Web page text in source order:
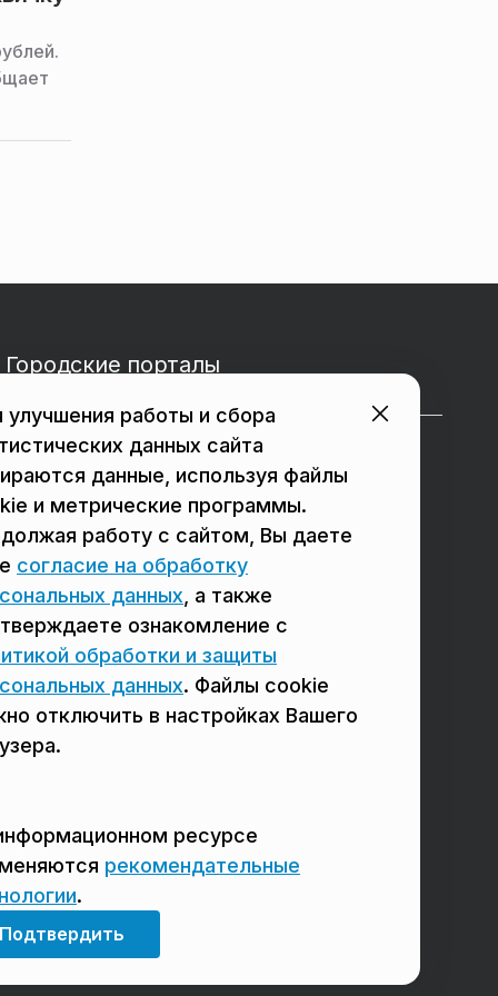
Городские порталы
в Реутове в Балашихе
в Сергиевом Посаде в Люберцах
в Домодедово в Щёлково
Мы в соцсетях
улучшения работы и сбора
данных сайта
данные, используя файлы
и метрические программы.
работу с сайтом, Вы даете
согласие на обработку
данных , а также
ознакомление с
обработки и защиты
данных. Файлы cookie
отключить в настройках Вашего
ресурсе
рекомендательные
.
Подтвердить